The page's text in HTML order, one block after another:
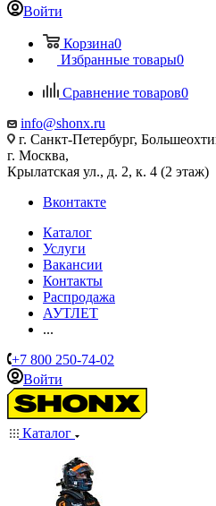
Войти
Корзина0
Избранные товары0
Сравнение товаров0
info@shonx.ru
г. Санкт-Петербург,
г. Москва,
Крылатская ул., д. 2, к. 4 (2 этаж)
Вконтакте
Каталог
Услуги
Вакансии
Контакты
Распродажа
АУТЛЕТ
...
+7 800 250-74-02
Войти
Каталог